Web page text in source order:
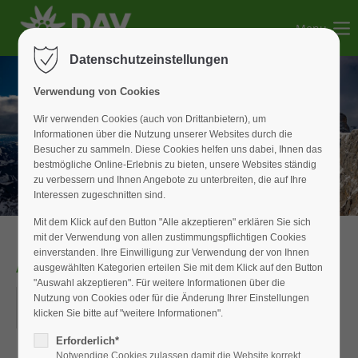
Der Eintrag "offcanvas-col2" existiert leider nicht.
Der Eintrag "offcanvas-col3" existiert leider nicht.
Der Eintrag "offcanvas-col4" existiert leider nicht.
Menu
Anmeldeende V14
12.05.2018
ORT: WIESENSTRASSE IN WEISSENBURG
Datenschutzeinstellungen
Verwendung von Cookies
Wir verwenden Cookies (auch von Drittanbietern), um
Informationen über die Nutzung unserer Websites durch die
Besucher zu sammeln. Diese Cookies helfen uns dabei, Ihnen das
bestmögliche Online-Erlebnis zu bieten, unsere Websites ständig
zu verbessern und Ihnen Angebote zu unterbreiten, die auf Ihre
Interessen zugeschnitten sind.
Mit dem Klick auf den Button "Alle akzeptieren" erklären Sie sich
mit der Verwendung von allen zustimmungspflichtigen Cookies
einverstanden. Ihre Einwilligung zur Verwendung der von Ihnen
ausgewählten Kategorien erteilen Sie mit dem Klick auf den Button
"Auswahl akzeptieren". Für weitere Informationen über die
Nutzung von Cookies oder für die Änderung Ihrer Einstellungen
klicken Sie bitte auf "weitere Informationen".
Erforderlich*
Notwendige Cookies zulassen damit die Website korrekt